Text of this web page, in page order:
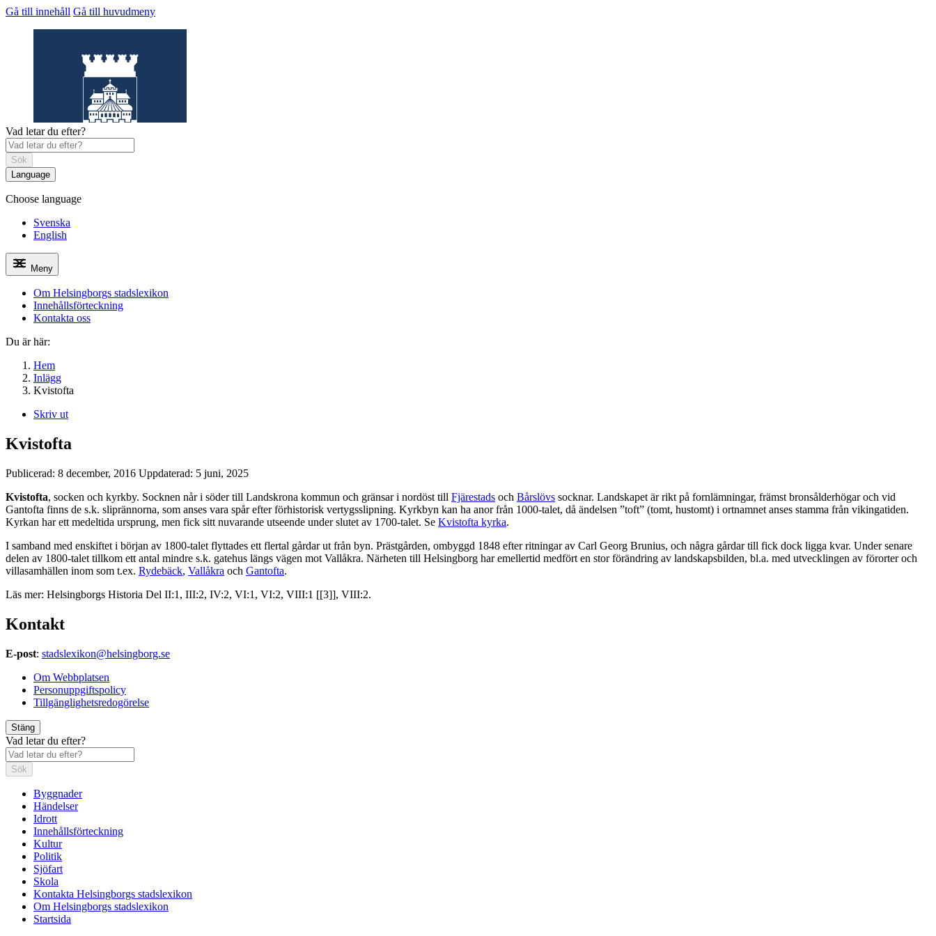
Gå till innehåll Gå till huvudmeny
Helsingborgs stadslexikon
Vad letar du efter?
Sök
Language
Choose language
Svenska
English
Meny
Om Helsingborgs stadslexikon
Innehållsförteckning
Kontakta oss
Du är här:
Hem
Inlägg
Kvistofta
Skriv ut
Kvistofta
Publicerad: 8 december, 2016 Uppdaterad: 5 juni, 2025
Kvistofta, socken och kyrkby. Socknen når i söder till Landskrona kommun och gränsar i nordöst till Fjärestads och Bårslövs socknar. Landskapet är rikt på fornlämningar, främst bronsålderhögar och vid
Gantofta finns de s.k. sliprännorna, som anses vara spår efter förhistorisk vertygsslipning. Kyrkbyn kan ha anor från 1000-talet, då ändelsen ”toft” (tomt, hustomt) i ortnamnet anses stamma från vikingatiden.
Kyrkan har ett medeltida ursprung, men fick sitt nuvarande utseende under slutet av 1700-talet. Se Kvistofta kyrka.
I samband med enskiftet i början av 1800-talet flyttades ett flertal gårdar ut från byn. Prästgården, ombyggd 1848 efter ritningar av Carl Georg Brunius, och några gårdar till fick dock ligga kvar. Under senare
delen av 1800-talet tillkom ett antal mindre s.k. gatehus längs vägen mot Vallåkra. Närheten till Helsingborg har emellertid medfört en stor förändring av landskapsbilden, bl.a. med utvecklingen av förorter och
villasamhällen inom som t.ex. Rydebäck, Vallåkra och Gantofta.
Läs mer: Helsingborgs Historia Del II:1, III:2, IV:2, VI:1, VI:2, VIII:1 [[3]], VIII:2.
Kontakt
E-post: stadslexikon@helsingborg.se
Om Webbplatsen
Personuppgiftspolicy
Tillgänglighetsredogörelse
Stäng
Vad letar du efter?
Sök
Byggnader
Händelser
Idrott
Innehållsförteckning
Kultur
Politik
Sjöfart
Skola
Kontakta Helsingborgs stadslexikon
Om Helsingborgs stadslexikon
Startsida